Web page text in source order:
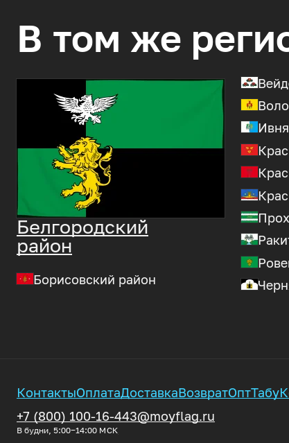
В том же
Белгородский
район
Борисовский район
КонтактыОплатаДоставкаВозвратОптТабу
+7 (800) 100-16-44
В будни, 5:00‒14:00 МСК
3@moyflag.ru